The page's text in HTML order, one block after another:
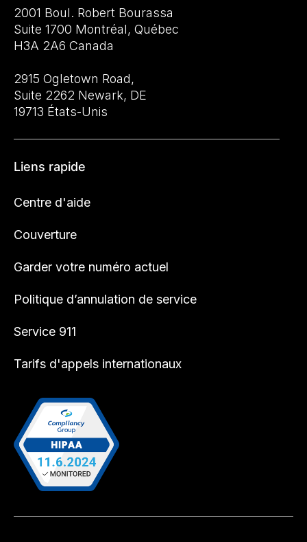
2001 Boul. Robert Bourassa
Suite 1700 Montréal, Québec
H3A 2A6 Canada
2915 Ogletown Road,
Suite 2262 Newark, DE
19713 États-Unis
Liens rapide
Centre d'aide
Couverture
Garder votre numéro actuel
Politique d’annulation de service
Service 911
Tarifs d'appels internationaux